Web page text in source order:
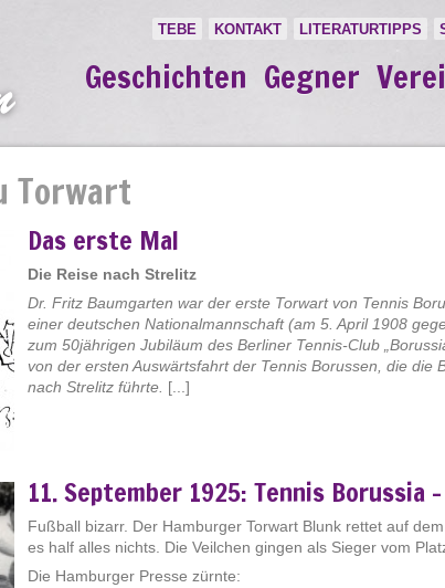
TEBE KONTAKT LITERATURTIPPS
Geschichten Gegner
Torwart
Das erste Mal
Die Reise nach Strelitz
Dr. Fritz Baumgarten war der erste Torwart von Tennis
einer deutschen Nationalmannschaft (am 5. April 1908
zum 50jährigen Jubiläum des Berliner Tennis-Club
von der ersten Auswärtsfahrt der Tennis Borussen, die die
nach Strelitz führte. [...]
11. September 1925: Tennis Borussia
Fußball bizarr. Der Hamburger Torwart Blunk rettet auf
es half alles nichts. Die Veilchen gingen als Sieger vom
Die Hamburger Presse zürnte: